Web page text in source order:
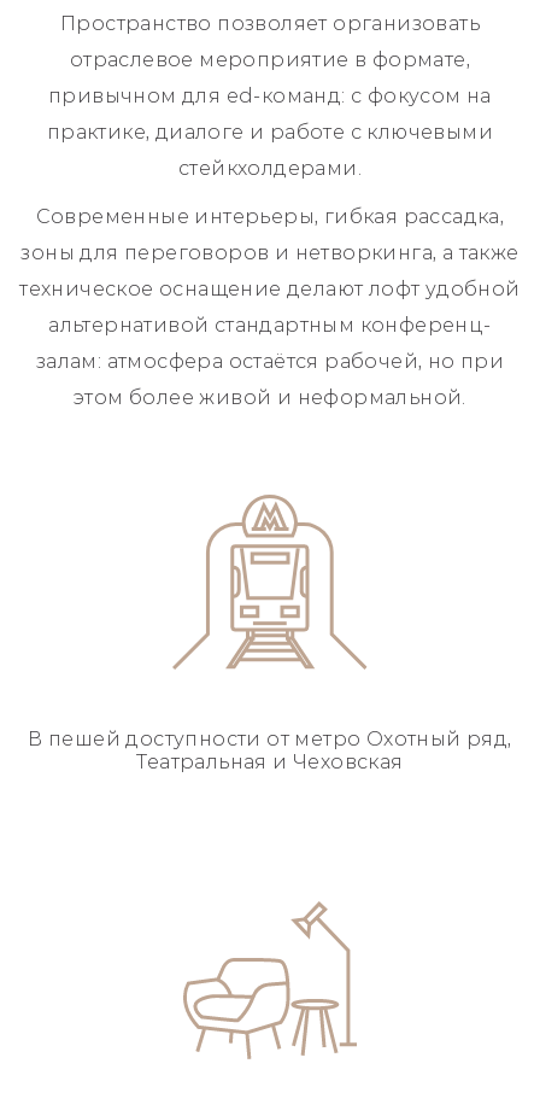
Пространство позволяет организовать
отраслевое мероприятие в формате,
привычном для ed-команд: с фокусом на
практике, диалоге и работе с ключевыми
стейкхолдерами.
Современные интерьеры, гибкая рассадка,
зоны для переговоров и нетворкинга, а также
техническое оснащение делают лофт удобной
альтернативой стандартным конференц-
залам: атмосфера остаётся рабочей, но при
этом более живой и неформальной.
В пешей доступности от метро Охотный ряд,
Театральная и Чеховская